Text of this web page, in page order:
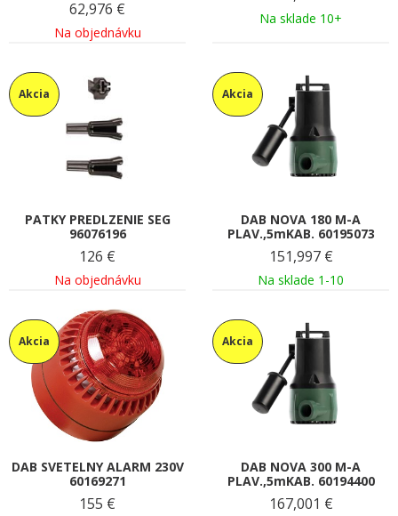
62,976 €
Na objednávku
Na sklade 10+
Akcia
PATKY PREDLZENIE SEG
96076196
126 €
Na objednávku
Akcia
DAB NOVA 180 M-A
PLAV.,5mKAB. 60195073
151,997 €
Na sklade 1-10
Akcia
DAB SVETELNY ALARM 230V
60169271
155 €
Akcia
DAB NOVA 300 M-A
PLAV.,5mKAB. 60194400
167,001 €